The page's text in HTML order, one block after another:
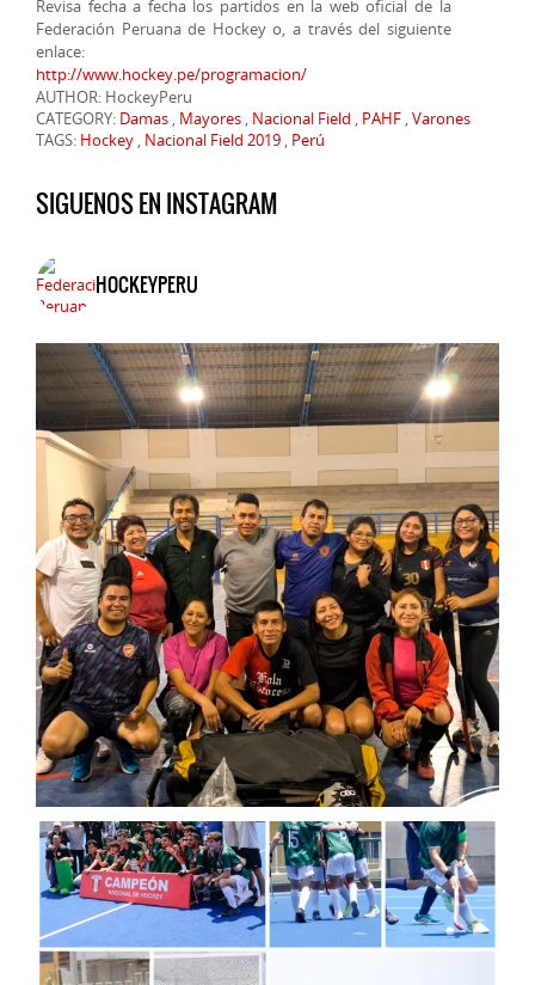
Revisa fecha a fecha los partidos en la web oficial de la
Federación Peruana de Hockey o, a través del siguiente
enlace:
http://www.hockey.pe/programacion/
AUTHOR: HockeyPeru
CATEGORY: Damas , Mayores , Nacional Field , PAHF ,Varones
TAGS: Hockey , Nacional Field 2019 , Perú
SIGUENOS EN INSTAGRAM
HOCKEYPERU